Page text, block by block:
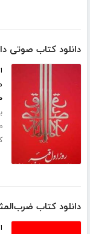
دانلود کتاب صوتی
۰ صفحه
دانلود کتاب